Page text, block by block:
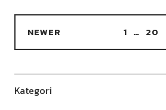
NEWER 1 … 20
Kategori